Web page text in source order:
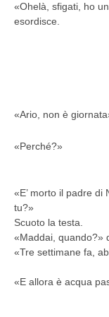
«Ohelà, sfigati, ho
esordisce.
«Ario, non è
«Perché?»
«E’ morto il padre di
tu?»
Scuoto la testa.
«Maddai, quando?»
«Tre settimane fa,
«E allora è acqua